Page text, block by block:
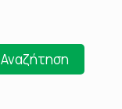
Αναζήτηση